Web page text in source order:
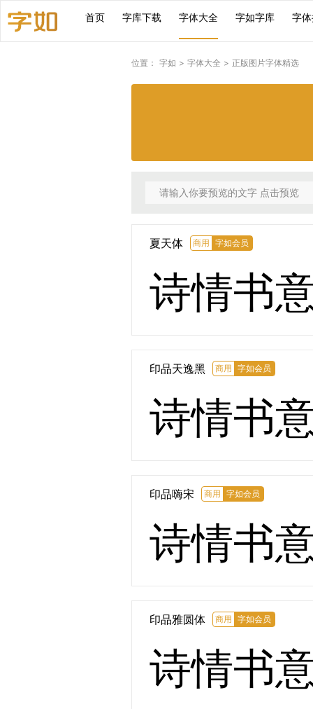
首页 字库下载 字体大全 字如字库 字
位置： 字如 > 字体大全 > 正版图片字体精选
夏天体 商用 字如会员
诗情书
印品天逸黑 商用 字如会员
诗情书
印品嗨宋 商用 字如会员
诗情书
印品雅圆体 商用 字如会员
诗情书